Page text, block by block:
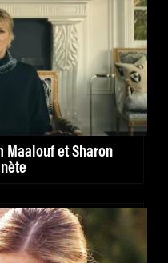
Maalouf et Sharon